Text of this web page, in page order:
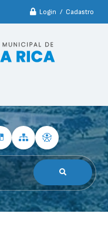
Login / Cadastro